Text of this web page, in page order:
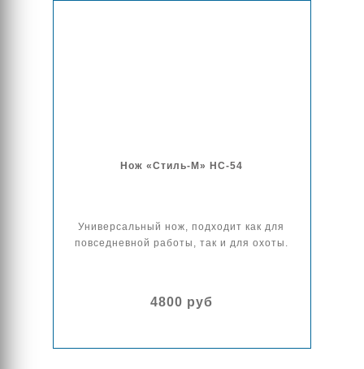
Нож «Стиль-М» НС-54
Универсальный нож, подходит как для
повседневной работы, так и для охоты.
4800 руб